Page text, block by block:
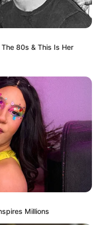
80s & This Is Her
Millions